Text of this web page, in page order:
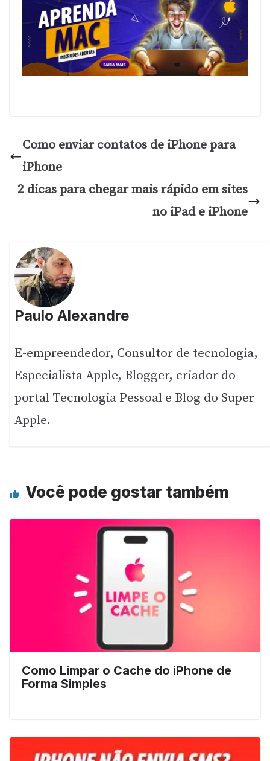
Como enviar contatos de iPhone para
iPhone
2 dicas para chegar mais rápido em sites
no iPad e iPhone
Paulo Alexandre
E-empreendedor, Consultor de tecnologia,
Especialista Apple, Blogger, criador do
portal Tecnologia Pessoal e Blog do Super
Apple.
Você pode gostar também
Como Limpar o Cache do iPhone de
Forma Simples